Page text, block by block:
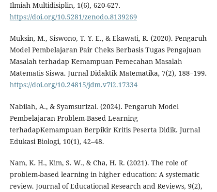
Ilmiah Multidisiplin, 1(6), 620-627.
https://doi.org/10.5281/zenodo.8139269
Muksin, M., Siswono, T. Y. E., & Ekawati, R. (2020). Pengaruh
Model Pembelajaran Pair Cheks Berbasis Tugas Pengajuan
Masalah terhadap Kemampuan Pemecahan Masalah
Matematis Siswa. Jurnal Didaktik Matematika, 7(2), 188–199.
https://doi.org/10.24815/jdm.v7i2.17334
Nabilah, A., & Syamsurizal. (2024). Pengaruh Model
Pembelajaran Problem-Based Learning
terhadapKemampuan Berpikir Kritis Peserta Didik. Jurnal
Edukasi Biologi, 10(1), 42–48.
Nam, K. H., Kim, S. W., & Cha, H. R. (2021). The role of
problem-based learning in higher education: A systematic
review. Journal of Educational Research and Reviews, 9(2),